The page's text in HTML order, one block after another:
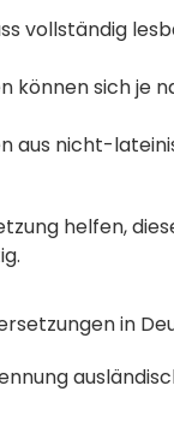
vollständig
können sich je
aus nicht-
helfen,
in